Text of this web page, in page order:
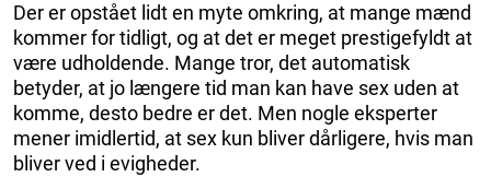
Der er opstået lidt en myte omkring, at mange mænd
kommer for tidligt, og at det er meget prestigefyldt at
være udholdende. Mange tror, det automatisk
betyder, at jo længere tid man kan have sex uden at
komme, desto bedre er det. Men nogle eksperter
mener imidlertid, at sex kun bliver dårligere, hvis man
bliver ved i evigheder.